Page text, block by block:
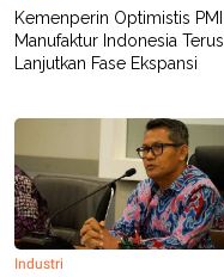
P
U
A
A
I
M
G
K
O
N
T
L
I
P
S
Kemenperin Optimistis PMI
Manufaktur Indonesia Terus
Lanjutkan Fase Ekspansi
Industri